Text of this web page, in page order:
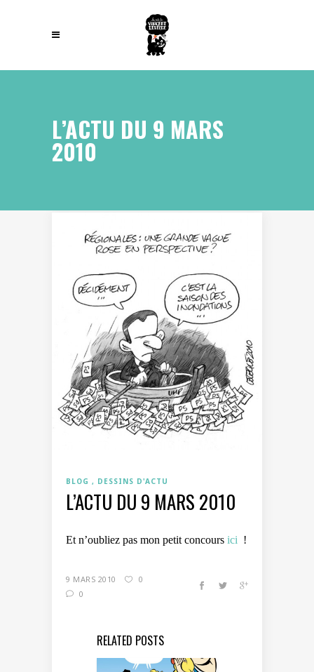
L’ACTU DU 9 MARS
2010
BLOG DESSINS D'ACTU
L’ACTU DU 9 MARS 2010
Et n’oubliez pas mon petit concours ici !
9 MARS 2010
0
0
RELATED POSTS